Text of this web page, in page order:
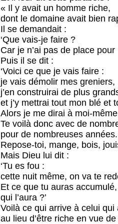
« Il y avait un homme riche,
dont le domaine avait bien
Il se demandait :
‘Que vais-je faire ?
Car je n’ai pas de place
Puis il se dit :
‘Voici ce que je vais faire :
je vais démolir mes greniers,
j’en construirai de plus
et j’y mettrai tout mon blé et
Alors je me dirai à moi-
Te voilà donc avec de
pour de nombreuses années.
Repose-toi, mange, bois,
Mais Dieu lui dit :
‘Tu es fou :
cette nuit même, on va te
Et ce que tu auras accumulé,
qui l’aura ?’
Voilà ce qui arrive à celui
au lieu d’être riche en vue